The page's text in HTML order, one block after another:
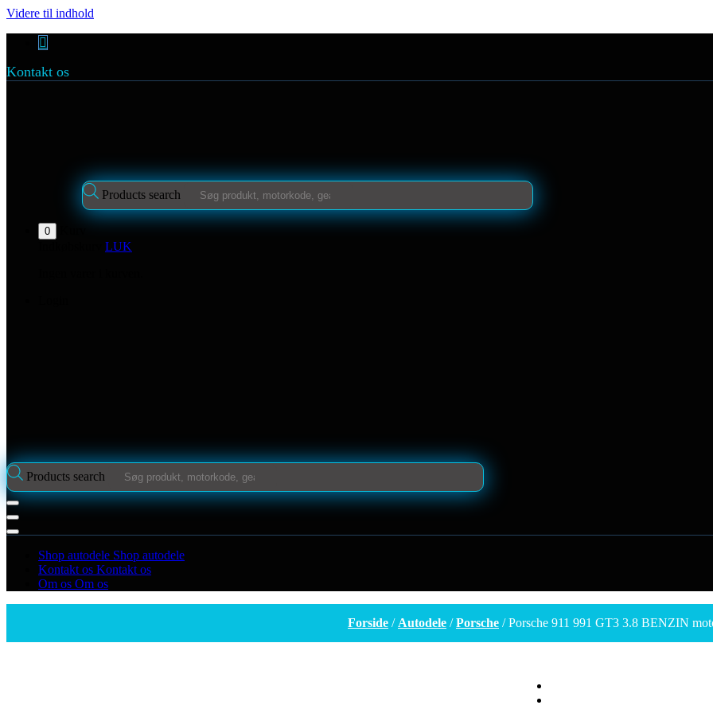
Videre til indhold
Kontakt os
Products search
0
LUK
Products search
Shop autodele Shop autodele
Kontakt os Kontakt os
Om os Om os
Forside / Autodele /Porsche / Porsche 911 991 GT3 3.8 BENZIN